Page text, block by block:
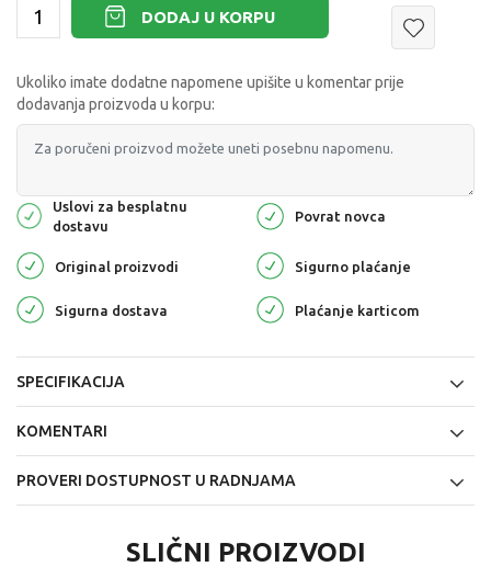
DODAJ U KORPU
Ukoliko imate dodatne napomene upišite u komentar prije
dodavanja proizvoda u korpu:
Uslovi za besplatnu
dostavu
Povrat novca
Original proizvodi Sigurno plaćanje
Sigurna dostava Plaćanje karticom
SPECIFIKACIJA
KOMENTARI
PROVERI DOSTUPNOST U RADNJAMA
SLIČNI PROIZVODI